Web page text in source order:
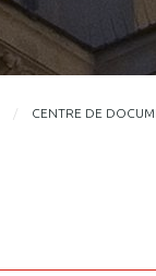
CENTRE DE